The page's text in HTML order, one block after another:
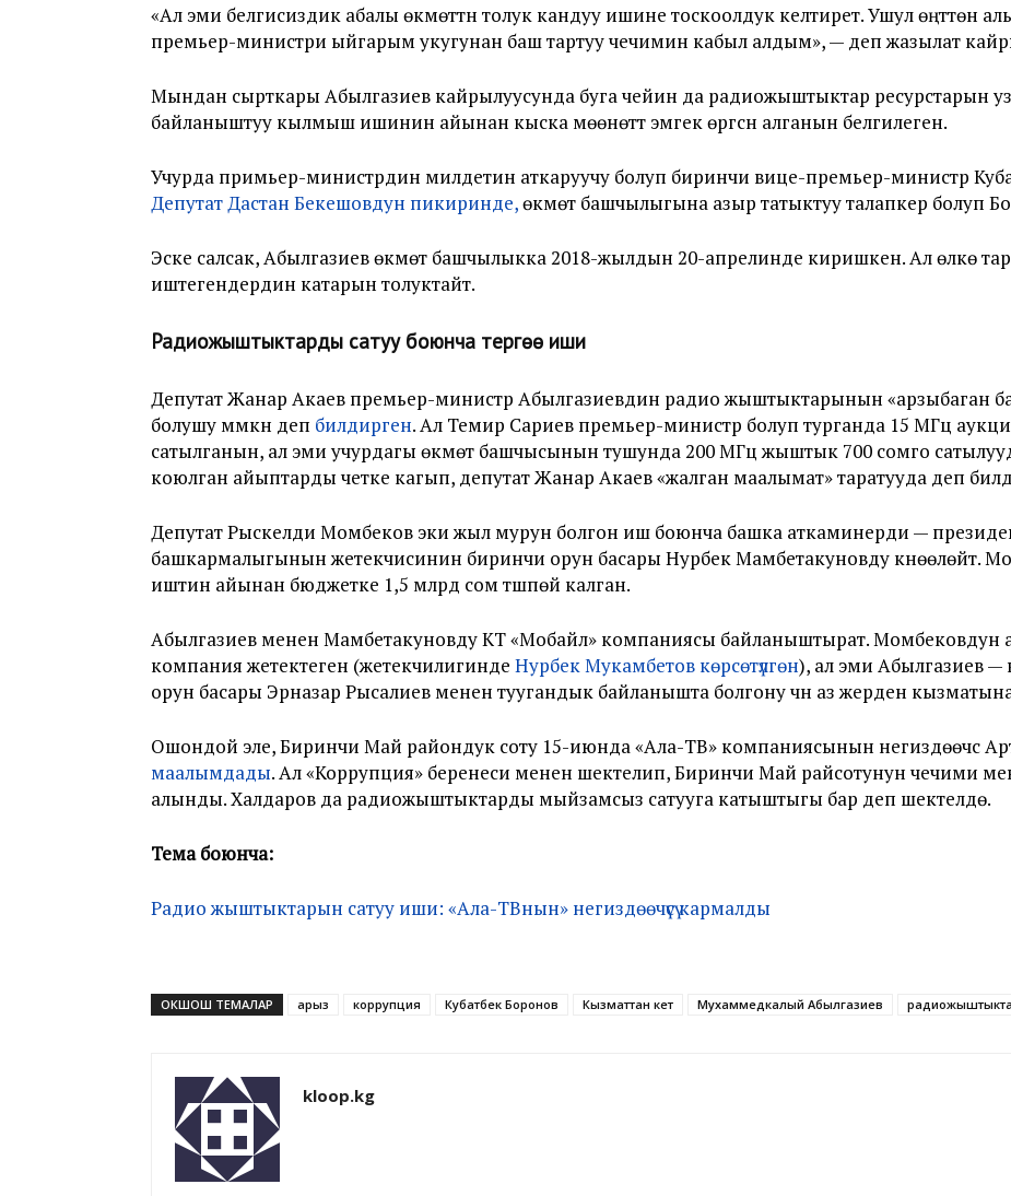
«Ал эми белгисиздик абалы өкмөттүн толук кандуу ишине тоскоолдук келтирет. Ушул өңүттөн
премьер-министри ыйгарым укугунан баш тартуу чечимин кабыл алдым», — деп жазылат
Мындан сырткары Абылгазиев кайрылуусунда буга чейин да радиожыштыктар ресурстарын
байланыштуу кылмыш ишинин айынан кыска мөөнөттүү эмгек өргүсүн алганын белгилеген.
Учурда примьер-министрдин милдетин аткаруучу болуп биринчи вице-премьер-министр
Депутат Дастан Бекешовдун пикиринде,өкмөт башчылыгына азыр татыктуу талапкер болуп
Эске салсак, Абылгазиев өкмөт башчылыкка 2018-жылдын 20-апрелинде киришкен. Ал өлкө
иштегендердин катарын толуктайт.
Радиожыштыктарды сатуу боюнча тергөө иши
Депутат Жанар Акаев премьер-министр Абылгазиевдин радио жыштыктарынын «арзыбаган
болушу мүмкүн деп билдирген. Ал Темир Сариев премьер-министр болуп турганда 15 МГц
сатылганын, ал эми учурдагы өкмөт башчысынын тушунда 200 МГц жыштык 700 сомго
коюлган айыптарды четке кагып, депутат Жанар Акаев «жалган маалымат» таратууда деп
Депутат Рыскелди Момбеков эки жыл мурун болгон иш боюнча башка аткаминерди —
башкармалыгынын жетекчисинин биринчи орун басары Нурбек Мамбетакуновду күнөөлөйт.
иштин айынан бюджетке 1,5 млрд сом түшпөй калган.
Абылгазиев менен Мамбетакуновду КТ «Мобайл» компаниясы байланыштырат.
компания жетектеген (жетекчилигинде Нурбек Мукамбетов көрсөтүлгөн), ал эми Абылгазиев
орун басары Эрназар Рысалиев менен туугандык байланышта болгону үчүн аз жерден
Ошондой эле, Биринчи Май райондук соту 15-июнда «Ала-ТВ» компаниясынын негиздөөчүсү
маалымдады. Ал «Коррупция» беренеси менен шектелип, Биринчи Май райсотунун чечими
алынды. Халдаров да радиожыштыктарды мыйзамсыз сатууга катыштыгы бар деп шектелүүдө.
Тема боюнча:
Радио жыштыктарын сатуу иши: «Ала-ТВнын» негиздөөчүсү кармалды
ОКШОШ ТЕМАЛАР арыз коррупция Кубатбек Боронов Кызматтан кетүү Мухаммедкалый Абылгазиев
kloop.kg